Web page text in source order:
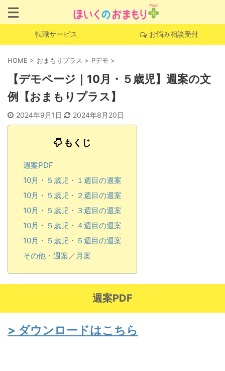
転職サービス お悩み相談受付
HOME > おまもりプラス > Pデモ >
【デモページ｜10月・５歳児】週案の文
例【おまもりプラス】
2024年9月1日 2024年8月20日
もくじ
週案PDF
10月・５歳児・１週目の週案
10月・５歳児・２週目の週案
10月・５歳児・３週目の週案
10月・５歳児・４週目の週案
10月・５歳児・５週目の週案
その他・週案／月案
週案PDF
> ダウンロードはこちら